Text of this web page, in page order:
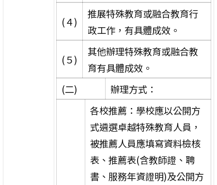
(４)
推展特殊教育或融合教育行
政工作，有具體成效。
(５)
其他辦理特殊教育或融合教
育有具體成效。
(二)
辦理方式：
各校推薦：學校應以公開方
式遴選卓越特殊教育人員，
被推薦人員應填寫資料檢核
表、推薦表(含教師證、聘
書、服務年資證明)及公開方